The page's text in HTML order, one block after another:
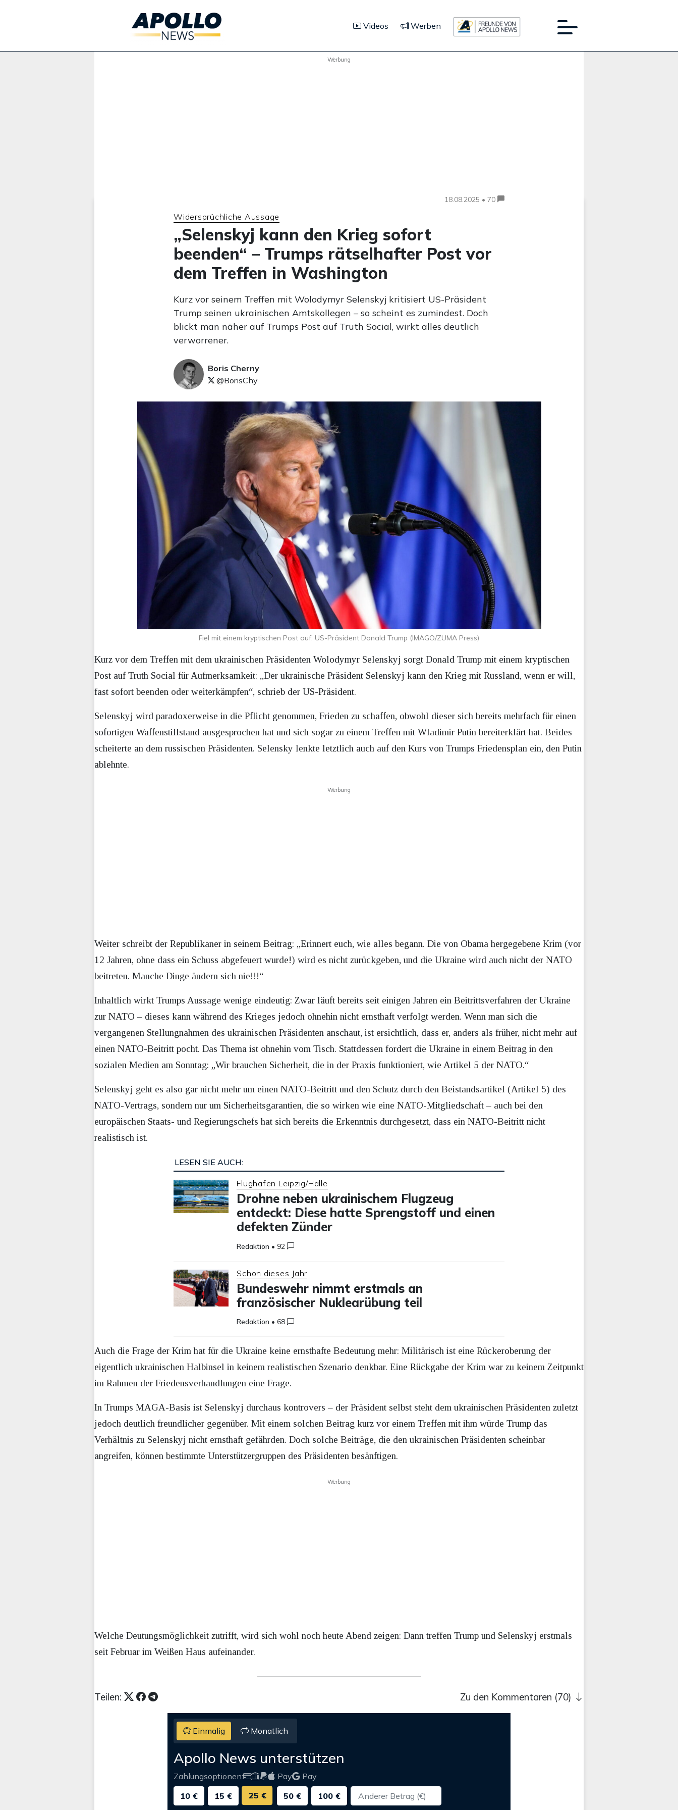
Videos Werben
Werbung
18.08.2025 • 70
Widersprüchliche Aussage
„Selenskyj kann den Krieg sofort
beenden“ – Trumps rätselhafter Post vor
dem Treffen in Washington
Kurz vor seinem Treffen mit Wolodymyr Selenskyj kritisiert US-Präsident
Trump seinen ukrainischen Amtskollegen – so scheint es zumindest. Doch
blickt man näher auf Trumps Post auf Truth Social, wirkt alles deutlich
verworrener.
Boris Cherny
@BorisChy
Fiel mit einem kryptischen Post auf: US-Präsident Donald Trump (IMAGO/ZUMA Press)
Kurz vor dem Treffen mit dem ukrainischen Präsidenten Wolodymyr Selenskyj sorgt Donald Trump mit einem kryptischen
Post auf Truth Social für Aufmerksamkeit: „Der ukrainische Präsident Selenskyj kann den Krieg mit Russland, wenn er will,
fast sofort beenden oder weiterkämpfen“, schrieb der US-Präsident.
Selenskyj wird paradoxerweise in die Pflicht genommen, Frieden zu schaffen, obwohl dieser sich bereits mehrfach für einen
sofortigen Waffenstillstand ausgesprochen hat und sich sogar zu einem Treffen mit Wladimir Putin bereiterklärt hat. Beides
scheiterte an dem russischen Präsidenten. Selensky lenkte letztlich auch auf den Kurs von Trumps Friedensplan ein, den Putin
ablehnte.
Werbung
Weiter schreibt der Republikaner in seinem Beitrag: „Erinnert euch, wie alles begann. Die von Obama hergegebene Krim (vor
12 Jahren, ohne dass ein Schuss abgefeuert wurde!) wird es nicht zurückgeben, und die Ukraine wird auch nicht der NATO
beitreten. Manche Dinge ändern sich nie!!!“
Inhaltlich wirkt Trumps Aussage wenige eindeutig: Zwar läuft bereits seit einigen Jahren ein Beitrittsverfahren der Ukraine
zur NATO – dieses kann während des Krieges jedoch ohnehin nicht ernsthaft verfolgt werden. Wenn man sich die
vergangenen Stellungnahmen des ukrainischen Präsidenten anschaut, ist ersichtlich, dass er, anders als früher, nicht mehr auf
einen NATO-Beitritt pocht. Das Thema ist ohnehin vom Tisch. Stattdessen fordert die Ukraine in einem Beitrag in den
sozialen Medien am Sonntag: „Wir brauchen Sicherheit, die in der Praxis funktioniert, wie Artikel 5 der NATO.“
Selenskyj geht es also gar nicht mehr um einen NATO-Beitritt und den Schutz durch den Beistandsartikel (Artikel 5) des
NATO-Vertrags, sondern nur um Sicherheitsgarantien, die so wirken wie eine NATO-Mitgliedschaft – auch bei den
europäischen Staats- und Regierungschefs hat sich bereits die Erkenntnis durchgesetzt, dass ein NATO-Beitritt nicht
realistisch ist.
LESEN SIE AUCH:
Flughafen Leipzig/Halle
Drohne neben ukrainischem Flugzeug
entdeckt: Diese hatte Sprengstoff und einen
defekten Zünder
Redaktion • 92
Schon dieses Jahr
Bundeswehr nimmt erstmals an
französischer Nuklearübung teil
Redaktion •68
Auch die Frage der Krim hat für die Ukraine keine ernsthafte Bedeutung mehr: Militärisch ist eine Rückeroberung der
eigentlich ukrainischen Halbinsel in keinem realistischen Szenario denkbar. Eine Rückgabe der Krim war zu keinem Zeitpunkt
im Rahmen der Friedensverhandlungen eine Frage.
In Trumps MAGA-Basis ist Selenskyj durchaus kontrovers – der Präsident selbst steht dem ukrainischen Präsidenten zuletzt
jedoch deutlich freundlicher gegenüber. Mit einem solchen Beitrag kurz vor einem Treffen mit ihm würde Trump das
Verhältnis zu Selenskyj nicht ernsthaft gefährden. Doch solche Beiträge, die den ukrainischen Präsidenten scheinbar
angreifen, können bestimmte Unterstützergruppen des Präsidenten besänftigen.
Werbung
Welche Deutungsmöglichkeit zutrifft, wird sich wohl noch heute Abend zeigen: Dann treffen Trump und Selenskyj erstmals
seit Februar im Weißen Haus aufeinander.
Teilen: Zu den Kommentaren (70)
Einmalig Monatlich
Apollo News unterstützen
Zahlungsoptionen: Pay
Pay
10 €
15 € 25 € 50 € 100 €